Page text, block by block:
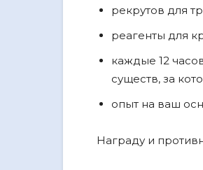
рекрутов для
реагенты для
каждые 12
существ, за
опыт на ваш
Награду и